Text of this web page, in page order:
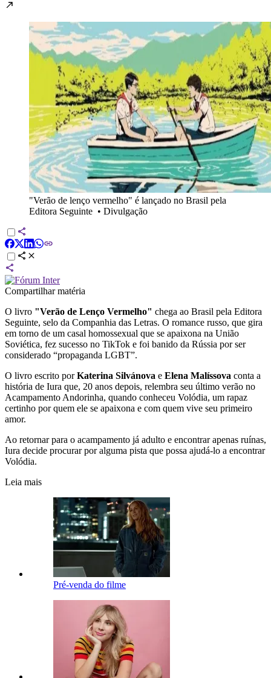
"Verão de lenço vermelho" é lançado no Brasil pela
Editora Seguinte • Divulgação
Compartilhar matéria
O livro "Verão de Lenço Vermelho" chega ao Brasil pela Editora
Seguinte, selo da Companhia das Letras. O romance russo, que gira
em torno de um casal homossexual que se apaixona na União
Soviética, fez sucesso no TikTok e foi banido da Rússia por ser
considerado “propaganda LGBT”.
O livro escrito porKaterina Silvánova e Elena Malíssova conta a
história de Iura que, 20 anos depois, relembra seu último verão no
Acampamento Andorinha, quando conheceu Volódia, um rapaz
certinho por quem ele se apaixona e com quem vive seu primeiro
amor.
Ao retornar para o acampamento já adulto e encontrar apenas ruínas,
Iura decide procurar por alguma pista que possa ajudá-lo a encontrar
Volódia.
Leia mais
Pré-venda do filme